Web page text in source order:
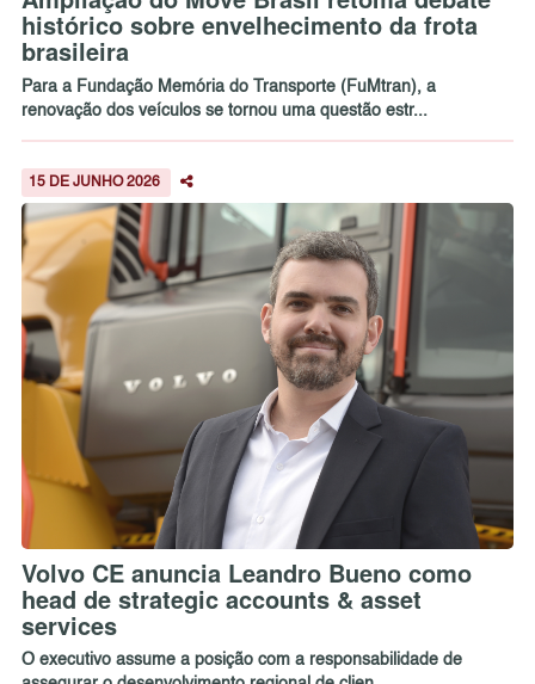
histórico sobre envelhecimento da frota
brasileira
Para a Fundação Memória do Transporte (FuMtran), a
renovação dos veículos se tornou uma questão estr...
15 DE JUNHO 2026
Volvo CE anuncia Leandro Bueno como
head de strategic accounts & asset
services
O executivo assume a posição com a responsabilidade de